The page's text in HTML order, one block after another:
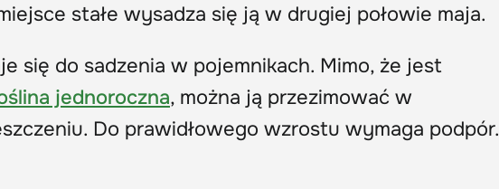
stałe wysadza się ją w drugiej połowie maja.
się do sadzenia w pojemnikach. Mimo, że jest
jednoroczna, można ją przezimować w
Do prawidłowego wzrostu wymaga podpór.